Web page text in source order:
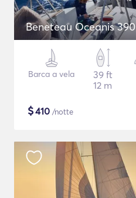
Beneteau Oceanis 390
Barca a vela
39 ft
12 m
$410 /notte